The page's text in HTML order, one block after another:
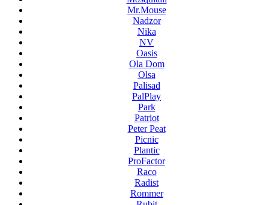
Mr.Mouse
Nadzor
Nika
NV
Oasis
Ola Dom
Olsa
Palisad
PalPlay
Park
Patriot
Peter Peat
Picnic
Plantic
ProFactor
Raco
Radist
Rommer